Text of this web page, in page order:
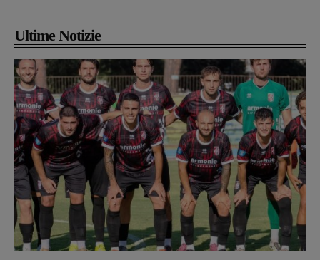
Ultime Notizie